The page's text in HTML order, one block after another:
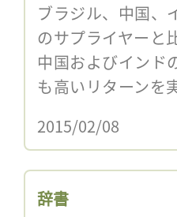
ブラジル、中国、
のサプライヤーと
中国およびインド
も高いリターンを
2015/02/08
辞書